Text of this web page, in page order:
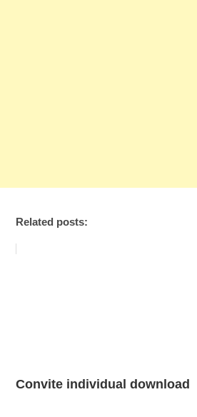
Related posts:
Convite individual download